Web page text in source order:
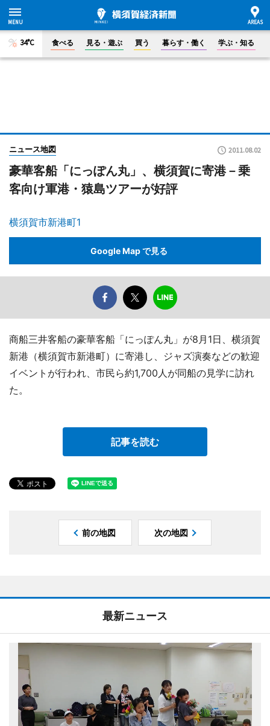
34°C 食べる 見る・遊ぶ 買う 暮らす・働く 学ぶ・知る
ニュース地図 2011.08.02
豪華客船「にっぽん丸」、横須賀に寄港－乗
客向け軍港・猿島ツアーが好評
横須賀市新港町1
Google Map で見る
商船三井客船の豪華客船「にっぽん丸」が8月1日、横須賀
新港（横須賀市新港町）に寄港し、ジャズ演奏などの歓迎
イベントが行われ、市民ら約1,700人が同船の見学に訪れ
た。
記事を読む
前の地図 次の地図
最新ニュース